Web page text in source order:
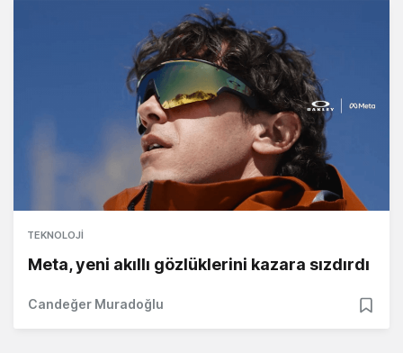
TEKNOLOJI
Meta, yeni akıllı gözlüklerini kazara sızdırdı
Candeğer Muradoğlu